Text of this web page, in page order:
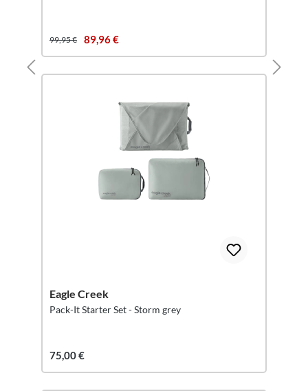
99,95 € 89,96 €
Eagle Creek
Pack-It Starter Set - Storm grey
75,00 €